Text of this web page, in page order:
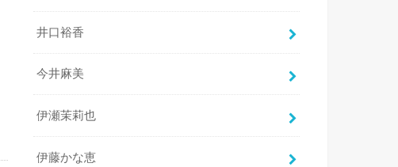
井口裕香
今井麻美
伊瀬茉莉也
伊藤かな恵